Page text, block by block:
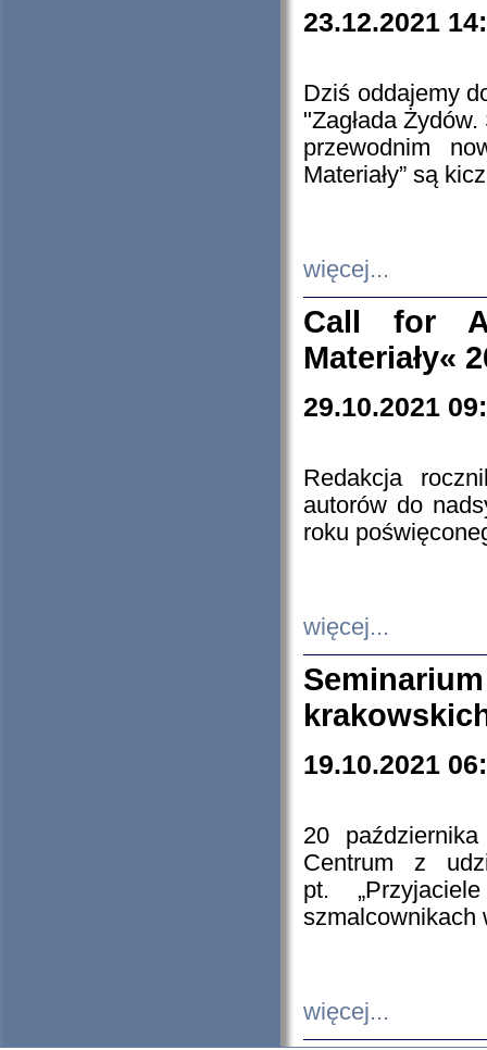
23.12.2021
Dziś oddajemy
"Zagłada
przewodnim
Materiały” są
więcej...
Call for
Materiały«
29.10.2021
Redakcja
autorów do
roku
więcej...
19.10.2021
20
Centrum z
pt.
szmalcownikach
więcej...